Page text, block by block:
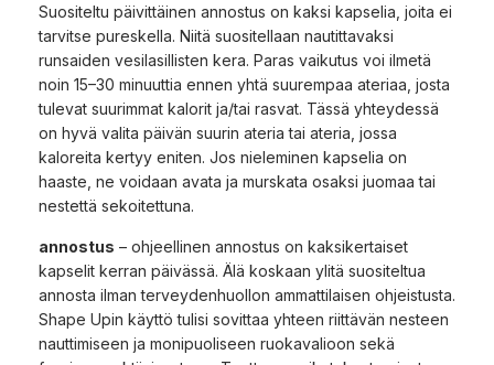
Suositeltu päivittäinen annostus on kaksi kapselia, joita ei
tarvitse pureskella. Niitä suositellaan nautittavaksi
runsaiden vesilasillisten kera. Paras vaikutus voi ilmetä
noin 15–30 minuuttia ennen yhtä suurempaa ateriaa, josta
tulevat suurimmat kalorit ja/tai rasvat. Tässä yhteydessä
on hyvä valita päivän suurin ateria tai ateria, jossa
kaloreita kertyy eniten. Jos nieleminen kapselia on
haaste, ne voidaan avata ja murskata osaksi juomaa tai
nestettä sekoitettuna.
annostus – ohjeellinen annostus on kaksikertaiset
kapselit kerran päivässä. Älä koskaan ylitä suositeltua
annosta ilman terveydenhuollon ammattilaisen ohjeistusta.
Shape Upin käyttö tulisi sovittaa yhteen riittävän nesteen
nauttimiseen ja monipuoliseen ruokavalioon sekä